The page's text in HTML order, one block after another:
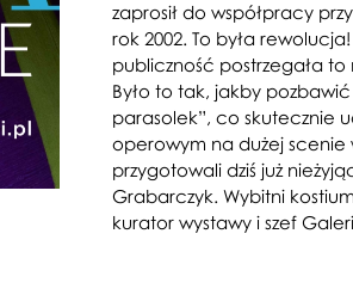
zaprosił do współpracy
rok 2002. To była
publiczność postrzegała
Było to tak, jakby
parasolek”, co skutecznie
operowym na dużej scenie
przygotowali dziś już
Grabarczyk. Wybitni
kurator wystawy i szef